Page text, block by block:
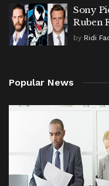
Sony
Ruben
by Ridi
Popular News